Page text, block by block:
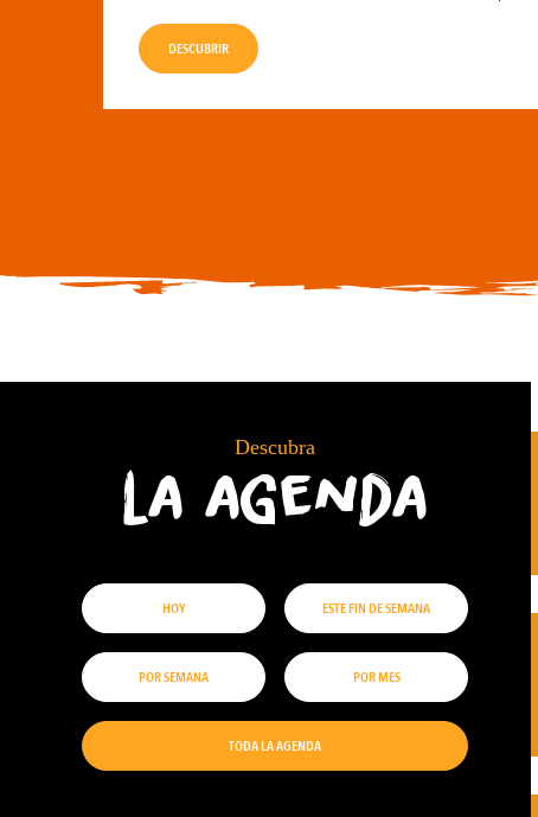
DESCUBRIR
Descubra
la agenda
HOY ESTE FIN DE SEMANA
POR SEMANA POR MES
TODA LA AGENDA